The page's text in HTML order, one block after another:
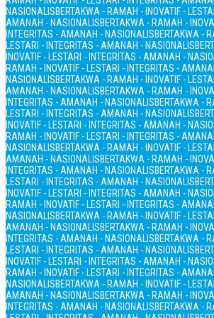
NASIONALISBERTAKWA - RAMAH - INOVATIF -
AMANAH - NASIONALISBERTAKWA - RAMAH -
INTEGRITAS - AMANAH - NASIONALISBERTAKWA -
LESTARI - INTEGRITAS - AMANAH - NASIONALIS
INOVATIF - LESTARI - INTEGRITAS - AMANAH -
RAMAH - INOVATIF - LESTARI - INTEGRITAS -
NASIONALISBERTAKWA - RAMAH - INOVATIF -
AMANAH - NASIONALISBERTAKWA - RAMAH -
INTEGRITAS - AMANAH - NASIONALISBERTAKWA -
LESTARI - INTEGRITAS - AMANAH - NASIONALIS
INOVATIF - LESTARI - INTEGRITAS - AMANAH -
RAMAH - INOVATIF - LESTARI - INTEGRITAS -
NASIONALISBERTAKWA - RAMAH - INOVATIF -
AMANAH - NASIONALISBERTAKWA - RAMAH -
INTEGRITAS - AMANAH - NASIONALISBERTAKWA -
LESTARI - INTEGRITAS - AMANAH - NASIONALIS
INOVATIF - LESTARI - INTEGRITAS - AMANAH -
RAMAH - INOVATIF - LESTARI - INTEGRITAS -
NASIONALISBERTAKWA - RAMAH - INOVATIF -
AMANAH - NASIONALISBERTAKWA - RAMAH -
INTEGRITAS - AMANAH - NASIONALISBERTAKWA -
LESTARI - INTEGRITAS - AMANAH - NASIONALIS
INOVATIF - LESTARI - INTEGRITAS - AMANAH -
RAMAH - INOVATIF - LESTARI - INTEGRITAS -
NASIONALISBERTAKWA - RAMAH - INOVATIF -
AMANAH - NASIONALISBERTAKWA - RAMAH -
INTEGRITAS - AMANAH - NASIONALISBERTAKWA -